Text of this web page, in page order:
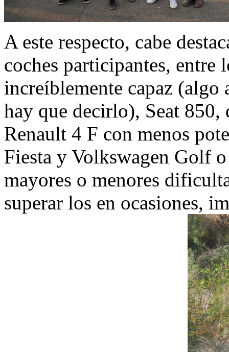
A este respecto, cabe
coches participantes, entre
increíblemente capaz (algo
hay que decirlo), Seat
Renault 4 F con menos
Fiesta y Volkswagen Golf
mayores o menores
superar los en ocasiones,